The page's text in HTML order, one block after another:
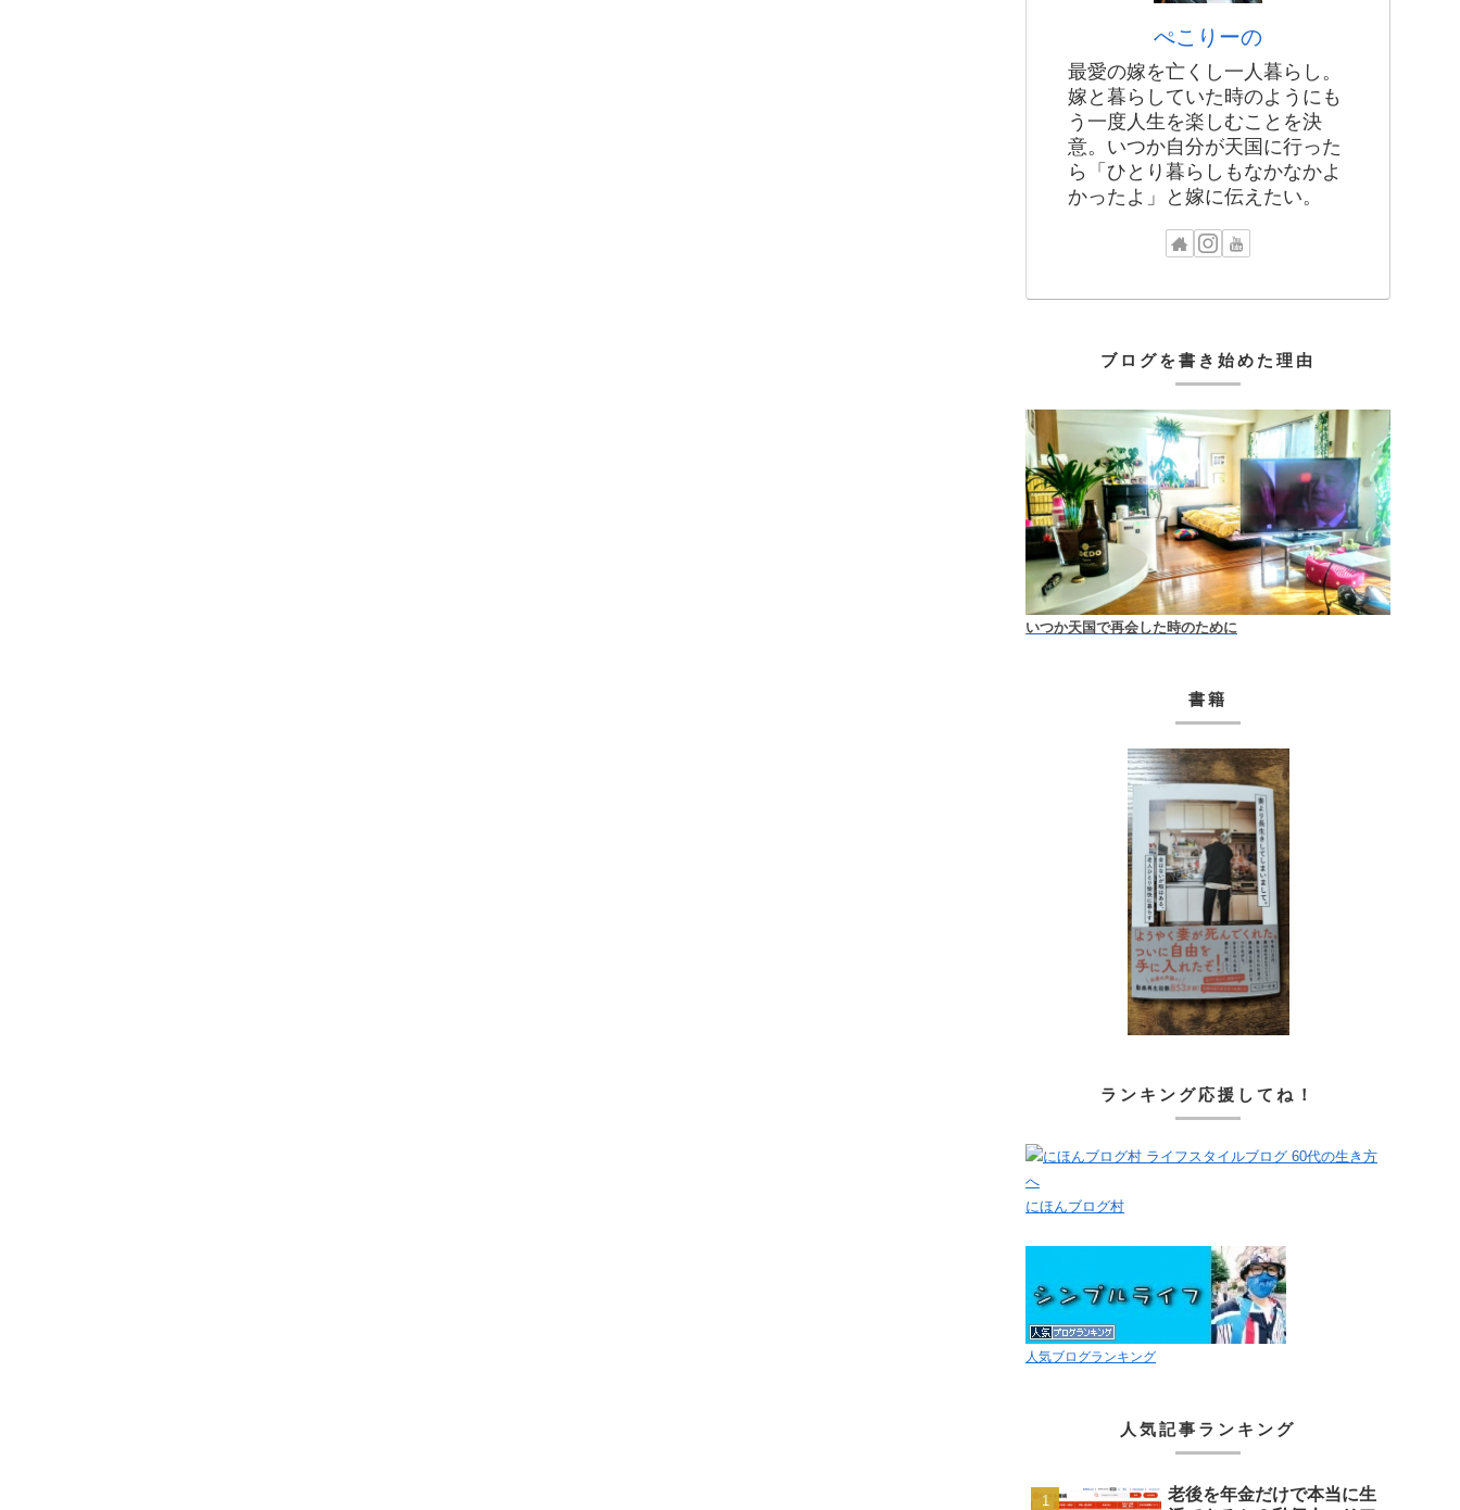
ぺこりーの
最愛の嫁を亡くし一人暮らし。
嫁と暮らしていた時のようにも
う一度人生を楽しむことを決
意。いつか自分が天国に行った
ら「ひとり暮らしもなかなかよ
かったよ」と嫁に伝えたい。
ブログを書き始めた理由
いつか天国で再会した時のために
書籍
ランキング応援してね！
にほんブログ村
人気ブログランキング
人気記事ランキング
老後を年金だけで本当に生